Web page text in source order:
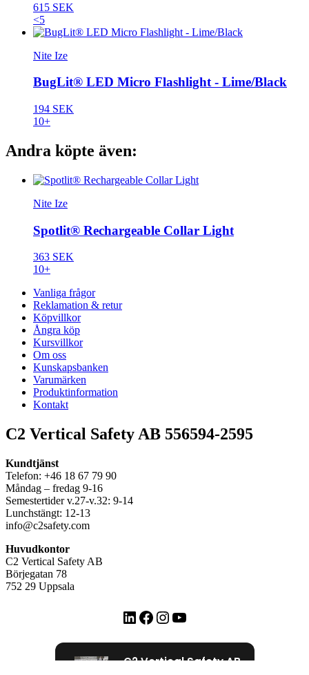
615 SEK
<5
Nite Ize
BugLit® LED Micro Flashlight - Lime/Black
194 SEK
10+
Andra köpte även:
Nite Ize
Spotlit® Rechargeable Collar Light
363 SEK
10+
Vanliga frågor
Reklamation & retur
Köpvillkor
Ångra köp
Kursvillkor
Om oss
Kunskapsbanken
Varumärken
Produktinformation
Kontakt
C2 Vertical Safety AB 556594-2595
Kundtjänst
Telefon: +46 18 67 79 90
Måndag – fredag 9-16
Semestertider v.27-v.32: 9-14
Lunchstängt: 12-13
info@c2safety.com
Huvudkontor
C2 Vertical Safety AB
Börjegatan 78
752 29 Uppsala
LinkedIn
Facebook
Instagram
YouTube
C2 Vertical Safety AB